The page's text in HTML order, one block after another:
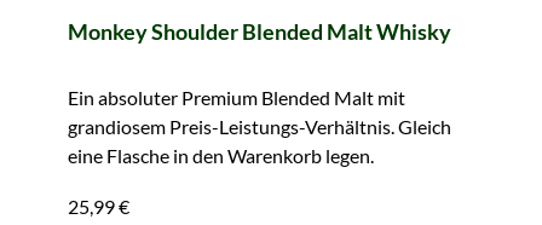
Monkey Shoulder Blended Malt Whisky
Ein absoluter Premium Blended Malt mit
grandiosem Preis-Leistungs-Verhältnis. Gleich
eine Flasche in den Warenkorb legen.
25,99 €